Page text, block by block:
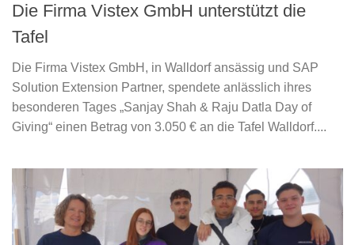
Die Firma Vistex GmbH unterstützt die
Tafel
Die Firma Vistex GmbH, in Walldorf ansässig und SAP
Solution Extension Partner, spendete anlässlich ihres
besonderen Tages „Sanjay Shah & Raju Datla Day of
Giving“ einen Betrag von 3.050 € an die Tafel Walldorf....